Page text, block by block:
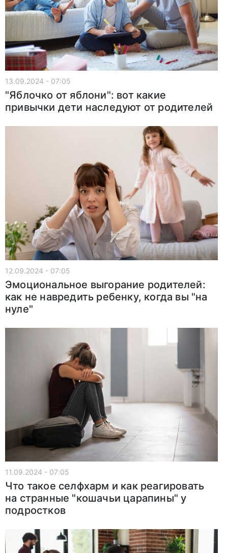
13.09.2024 - 07:05
"Яблочко от яблони": вот какие
привычки дети наследуют от родителей
12.09.2024 - 07:05
Эмоциональное выгорание родителей:
как не навредить ребенку, когда вы "на
нуле"
11.09.2024 - 07:05
Что такое селфхарм и как реагировать
на странные "кошачьи царапины" у
подростков